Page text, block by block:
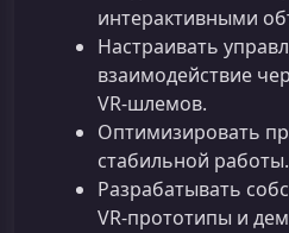
интерактивными
Настраивать
взаимодействие
VR‑шлемов.
Оптимизировать
стабильной работы.
Разрабатывать
VR‑прототипы и